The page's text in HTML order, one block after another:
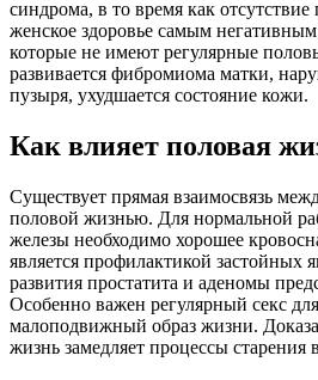
синдрома, в то время как
женское здоровье самым
которые не имеют регулярные
развивается фибромиома матки,
пузыря, ухудшается состояние кожи.
Как влияет половая
Существует прямая взаимосвязь
половой жизнью. Для нормальной
железы необходимо хорошее
является профилактикой застойных
развития простатита и аденомы
Особенно важен регулярный секс
малоподвижный образ жизни.
жизнь замедляет процессы